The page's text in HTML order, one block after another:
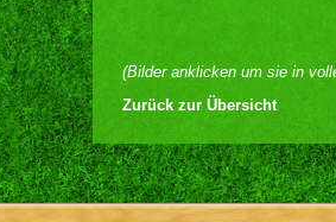
(Bilder anklicken um sie in
Zurück zur Übersicht